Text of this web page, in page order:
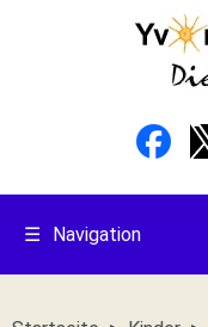
☰ Navigation